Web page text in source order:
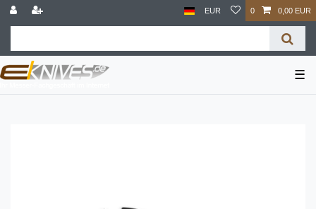
EUR 0 0,00 EUR
☰